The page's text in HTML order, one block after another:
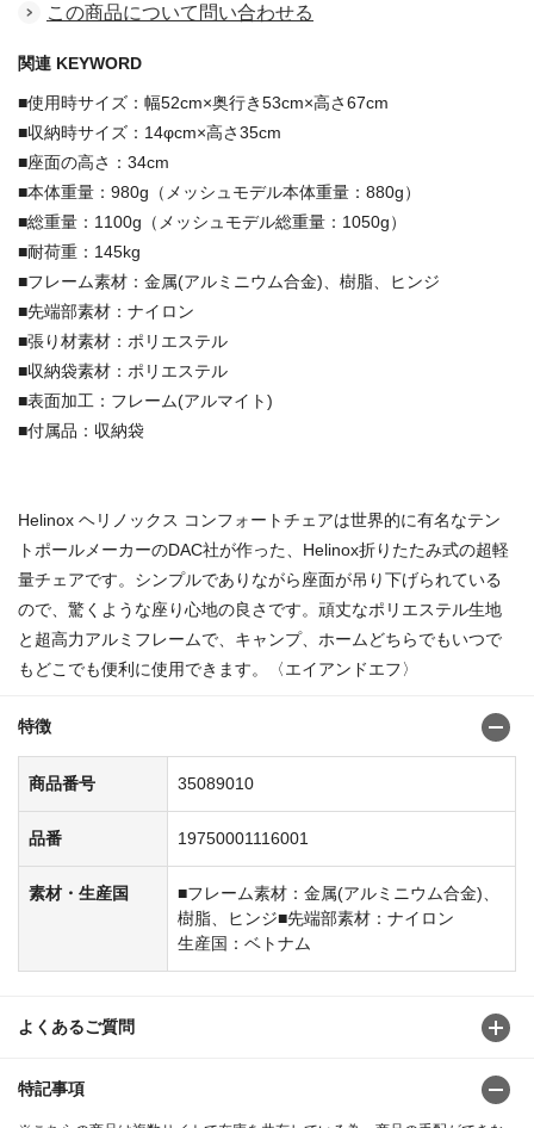
この商品について問い合わせる
関連 KEYWORD
■使用時サイズ：幅52cm×奥行き53cm×高さ67cm
■収納時サイズ：14φcm×高さ35cm
■座面の高さ：34cm
■本体重量：980g（メッシュモデル本体重量：880g）
■総重量：1100g（メッシュモデル総重量：1050g）
■耐荷重：145kg
■フレーム素材：金属(アルミニウム合金)、樹脂、ヒンジ
■先端部素材：ナイロン
■張り材素材：ポリエステル
■収納袋素材：ポリエステル
■表面加工：フレーム(アルマイト)
■付属品：収納袋
Helinox ヘリノックス コンフォートチェアは世界的に有名なテン
トポールメーカーのDAC社が作った、Helinox折りたたみ式の超軽
量チェアです。シンプルでありながら座面が吊り下げられている
ので、驚くような座り心地の良さです。頑丈なポリエステル生地
と超高力アルミフレームで、キャンプ、ホームどちらでもいつで
もどこでも便利に使用できます。〈エイアンドエフ〉
特徴
商品番号 35089010
品番 19750001116001
素材・生産国
■フレーム素材：金属(アルミニウム合金)、
樹脂、ヒンジ■先端部素材：ナイロン
生産国：ベトナム
よくあるご質問
特記事項